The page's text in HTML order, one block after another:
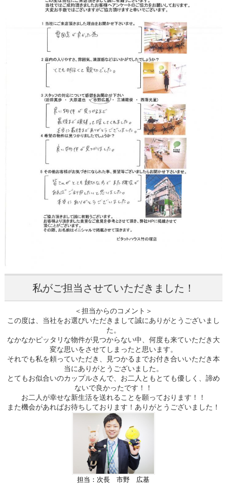
私がご担当させていただきました！
＜担当からのコメント＞
この度は、当社をお選びいただきまして誠にありがとうございまし
た。
なかなかピッタリな物件が見つからない中、何度も来ていただき大
変な思いをさせてしまったと思います。
それでも私を頼っていただき、見つかるまでお付き合いいただき本
当にありがとうございました。
とてもお似合いのカップルさんで、お二人ともとても優しく、諦め
ないで良かったです！！
お二人が幸せな新生活を送れることを願っております！！
また機会があればお待ちしております！ありがとうございました！
担当：次長 市野 広基